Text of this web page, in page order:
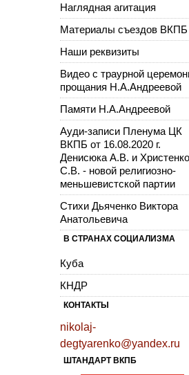
Наглядная агитация
Материалы съездов ВКПБ
Наши реквизиты
Видео с траурной
прощания Н.А.Андреевой
Памяти Н.А.Андреевой
Ауди-записи Пленума ЦК
ВКПБ от 16.08.2020 г.
Денисюка А.В. и Христенко
С.В. - новой религиозно-
меньшевистской партии
Стихи Дьяченко Виктора
Анатольевича
В СТРАНАХ СОЦИАЛИЗМА
Куба
КНДР
КОНТАКТЫ
nikolaj-
degtyarenko@yandex.ru
ШТАНДАРТ ВКПБ